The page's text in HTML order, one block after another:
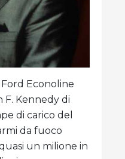
Econoline
Kennedy di
di carico del
da fuoco
un milione in